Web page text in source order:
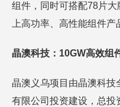
组件，同时可搭配78片
上高功率、高性能组件产
晶澳科技：10GW高效组
晶澳义乌项目由晶澳科技
有限公司投资建设，总投